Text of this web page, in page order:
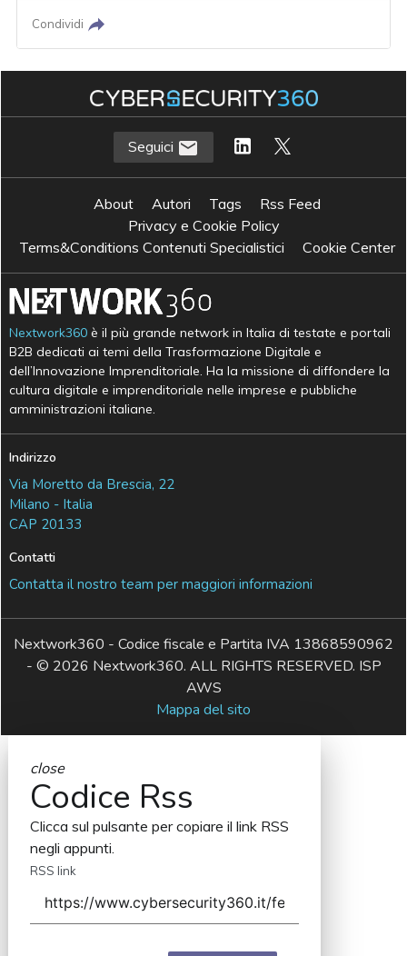
Condividi
Seguici
About Autori Tags
Rss Feed
Privacy e Cookie Policy
Terms&Conditions Contenuti Specialistici
Cookie Center
Nextwork360 è il più grande network in Italia di testate e portali
B2B dedicati ai temi della Trasformazione Digitale e
dell’Innovazione Imprenditoriale. Ha la missione di diffondere la
cultura digitale e imprenditoriale nelle imprese e pubbliche
amministrazioni italiane.
Indirizzo
Via Moretto da Brescia, 22
Milano - Italia
CAP 20133
Contatti
Contatta il nostro team per maggiori informazioni
Nextwork360 - Codice fiscale e Partita IVA 13868590962
- © 2026 Nextwork360. ALL RIGHTS RESERVED. ISP
AWS
Mappa del sito
close
Codice Rss
Clicca sul pulsante per copiare il link RSS
negli appunti.
RSS link